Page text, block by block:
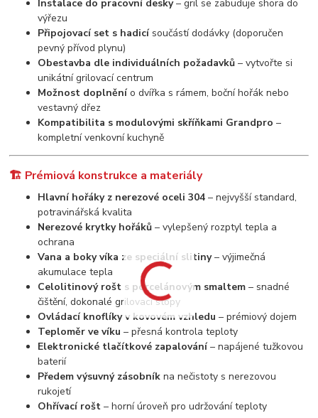
Instalace do pracovní desky– gril se zabuduje shora do
výřezu
Připojovací set s hadicísoučástí dodávky (doporučen
pevný přívod plynu)
Obestavba dle individuálních požadavků – vytvořte si
unikátní grilovací centrum
Možnost doplněnío dvířka s rámem, boční hořák nebo
vestavný dřez
Kompatibilita s modulovými skříňkami Grandpro –
kompletní venkovní kuchyně
🏗️ Prémiová konstrukce a materiály
Hlavní hořáky z nerezové oceli 304 – nejvyšší standard,
potravinářská kvalita
Nerezové krytky hořáků – vylepšený rozptyl tepla a
ochrana
Vana a boky víka ze speciální slitiny– výjimečná
akumulace tepla
Celolitinový rošt s porcelánovým smaltem – snadné
čištění, dokonalé grilovací stopy
Ovládací knoflíky v kovovém vzhledu – prémiový dojem
Teploměr ve víku – přesná kontrola teploty
Elektronické tlačítkové zapalování– napájené tužkovou
baterií
Předem výsuvný zásobník na nečistoty s nerezovou
rukojetí
Ohřívací rošt – horní úroveň pro udržování teploty